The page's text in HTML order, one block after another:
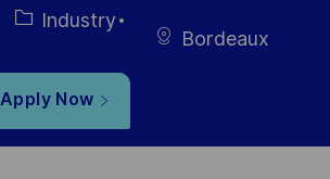
Id
Category
Industry
Bordeaux
Apply Now